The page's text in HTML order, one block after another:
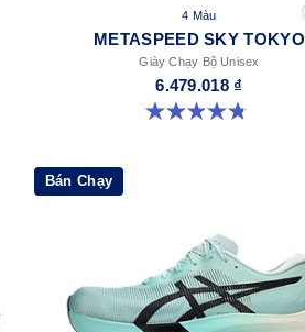
4 Màu
METASPEED SKY TOKYO
Giày Chạy Bộ Unisex
6.479.018 ₫
4.8 trong số 5 sao. 348 đánh giá
Bán Chạy